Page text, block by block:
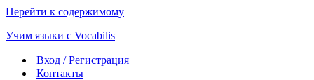
Перейти к содержимому
Учим языки с Vocabilis
Вход / Регистрация
Контакты